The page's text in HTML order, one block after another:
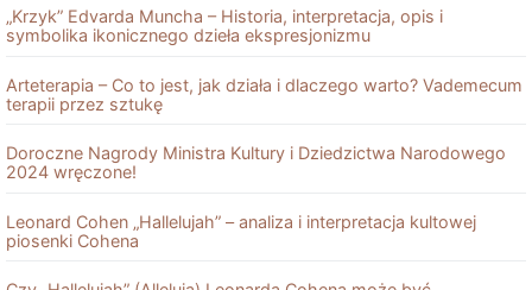
„Krzyk” Edvarda Muncha – Historia, interpretacja, opis i
symbolika ikonicznego dzieła ekspresjonizmu
Arteterapia – Co to jest, jak działa i dlaczego warto? Vademecum
terapii przez sztukę
Doroczne Nagrody Ministra Kultury i Dziedzictwa Narodowego
2024 wręczone!
Leonard Cohen „Hallelujah” – analiza i interpretacja kultowej
piosenki Cohena